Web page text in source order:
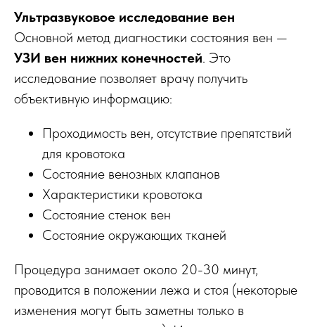
Ультразвуковое исследование вен
Основной метод диагностики состояния вен —
УЗИ вен нижних конечностей. Это
исследование позволяет врачу получить
объективную информацию:
Проходимость вен, отсутствие препятствий
для кровотока
Состояние венозных клапанов
Характеристики кровотока
Состояние стенок вен
Состояние окружающих тканей
Процедура занимает около 20-30 минут,
проводится в положении лежа и стоя (некоторые
изменения могут быть заметны только в